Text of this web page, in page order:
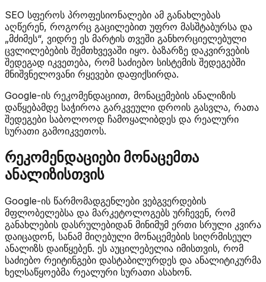
SEO სფეროს პროფესიონალები ამ განახლებას
აღწერენ, როგორც გაცილებით უფრო მასშტაბურსა და
„მძიმეს“, ვიდრე ეს მარტის თვეში განხორციელებული
ცვლილებების შემთხვევაში იყო. ბაზარზე დაკვირვების
შედეგად იკვეთება, რომ საძიებო სისტემის შედეგებში
მნიშვნელოვანი რყევები დაფიქსირდა.
Google-ის რეკომენდაციით, მონაცემების ანალიზის
დაწყებამდე საჭიროა გარკვეული დროის გასვლა, რათა
შედეგები საბოლოოდ ჩამოყალიბდეს და რეალური
სურათი გამოიკვეთოს.
რეკომენდაციები მონაცემთა
ანალიზისთვის
Google-ის წარმომადგენლები ვებგვერდების
მფლობელებსა და მარკეტოლოგებს ურჩევენ, რომ
განახლების დასრულებიდან მინიმუმ ერთი სრული კვირა
დაიცადონ, სანამ მიღებული მონაცემების სიღრმისეულ
ანალიზს დაიწყებენ. ეს აუცილებელია იმისთვის, რომ
საძიებო რეიტინგები დასტაბილურდეს და ანალიტიკურმა
ხელსაწყოებმა რეალური სურათი ასახონ.